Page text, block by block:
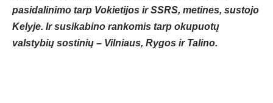
pasidalinimo tarp Vokietijos ir SSRS, metines, sustojo
Kelyje. Ir susikabino rankomis tarp okupuotų
valstybių sostinių – Vilniaus, Rygos ir Talino.